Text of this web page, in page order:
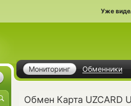
Уже
Мониторинг Обменники
Обмен Карта UZCARD